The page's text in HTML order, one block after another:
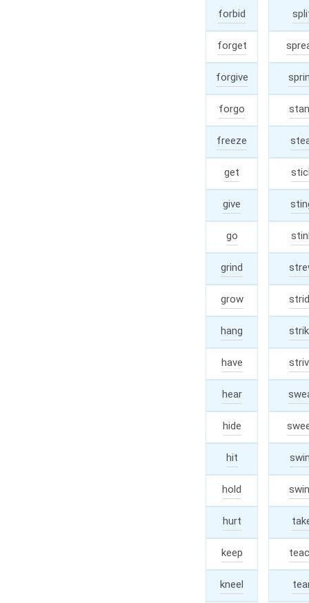
forbid
forget
forgive
forgo
freeze
froze
get
got
give
gave
go
went
grind
grow
grew
hang
hung
have
had
hear
heard
hide
hid
hit
hit
hold
held
hurt
hurt
keep
kept
kneel
knelt